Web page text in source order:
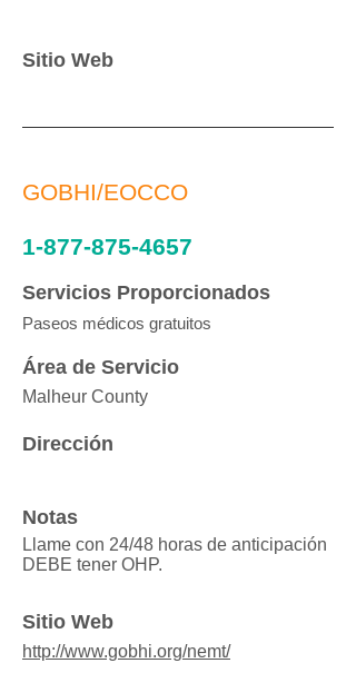
Sitio Web
GOBHI/EOCCO
1-877-875-4657
Servicios Proporcionados
Paseos médicos gratuitos
Área de Servicio
Malheur County
Dirección
Notas
Llame con 24/48 horas de anticipación
DEBE tener OHP.
Sitio Web
http://www.gobhi.org/nemt/